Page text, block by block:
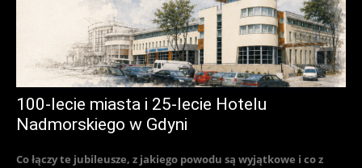
100-lecie miasta i 25-lecie Hotelu
Nadmorskiego w Gdyni
Co łączy te jubileusze, z jakiego powodu są wyjątkowe i co z